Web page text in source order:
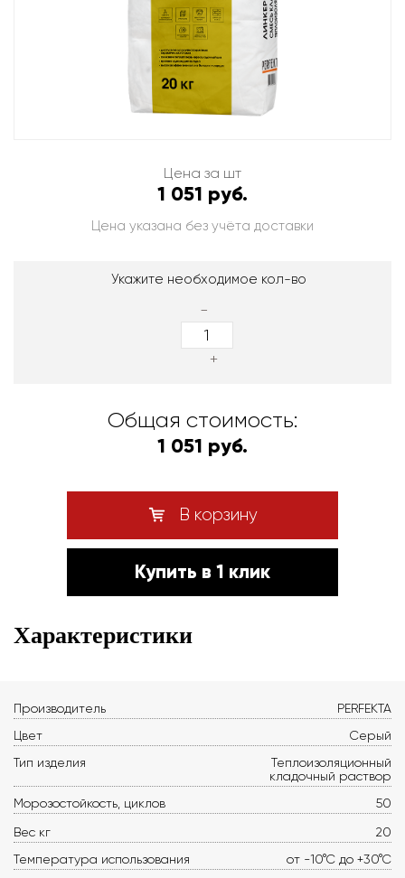
Цена за шт
1 051 руб.
Цена указана без учёта доставки
Укажите необходимое кол-во
-
+
Общая стоимость:
1 051 руб.
В корзину
Купить в 1 клик
Характеристики
Производитель
PERFEKTA
Цвет
Серый
Тип изделия
Теплоизоляционный
кладочный раствор
Морозостойкость, циклов
50
Вес кг
20
Температура использования
от -10°С до +30°С